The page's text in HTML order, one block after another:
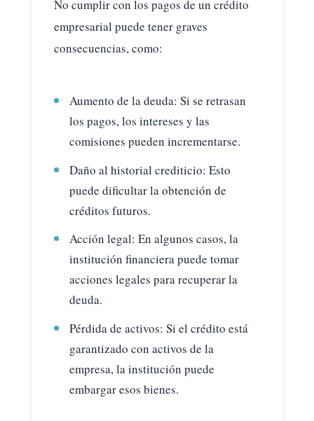
No cumplir con los pagos de un crédito
empresarial puede tener graves
consecuencias, como:
Aumento de la deuda: Si se retrasan
los pagos, los intereses y las
comisiones pueden incrementarse.
Daño al historial crediticio: Esto
puede dificultar la obtención de
créditos futuros.
Acción legal: En algunos casos, la
institución financiera puede tomar
acciones legales para recuperar la
deuda.
Pérdida de activos: Si el crédito está
garantizado con activos de la
empresa, la institución puede
embargar esos bienes.